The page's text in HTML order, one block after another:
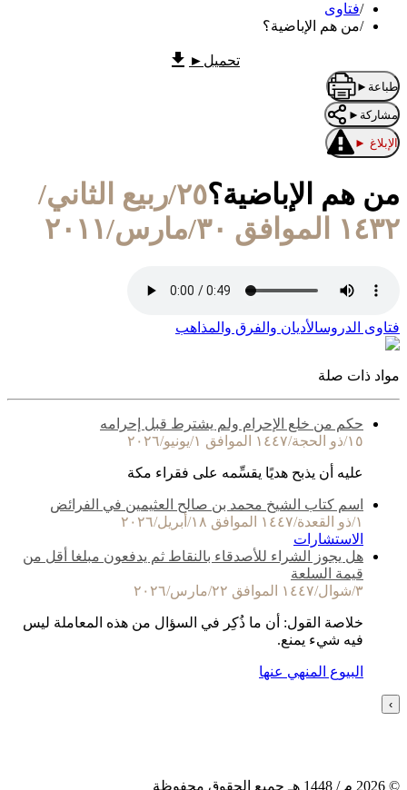
/فتاوى
/من هم الإباضية؟
تحميل ►
طباعة ►
مشاركة ►
الإبلاغ ►
من هم الإباضية؟
٢٥/ربيع الثاني/
١٤٣٢ الموافق ٣٠/مارس/٢٠١١
فتاوى الدروسالأديان والفرق والمذاهب
مواد ذات صلة
حكم من خلع الإحرام ولم يشترط قبل إحرامه
١٥/ذو الحجة/١٤٤٧ الموافق ١/يونيو/٢٠٢٦
عليه أن يذبح هديًا يقسِّمه على فقراء مكة
اسم كتاب الشيخ محمد بن صالح العثيمين في الفرائض
١/ذو القعدة/١٤٤٧ الموافق ١٨/أبريل/٢٠٢٦
الاستشارات
هل يجوز الشراء للأصدقاء بالنقاط ثم يدفعون مبلغا أقل من
قيمة السلعة
٣/شوال/١٤٤٧ الموافق ٢٢/مارس/٢٠٢٦
خلاصة القول: أن ما ذُكِر في السؤال من هذه المعاملة ليس
فيه شيء يمنع.
البيوع المنهي عنها
›
©
2026 م / 1448 هـ جميع الحقوق محفوظة